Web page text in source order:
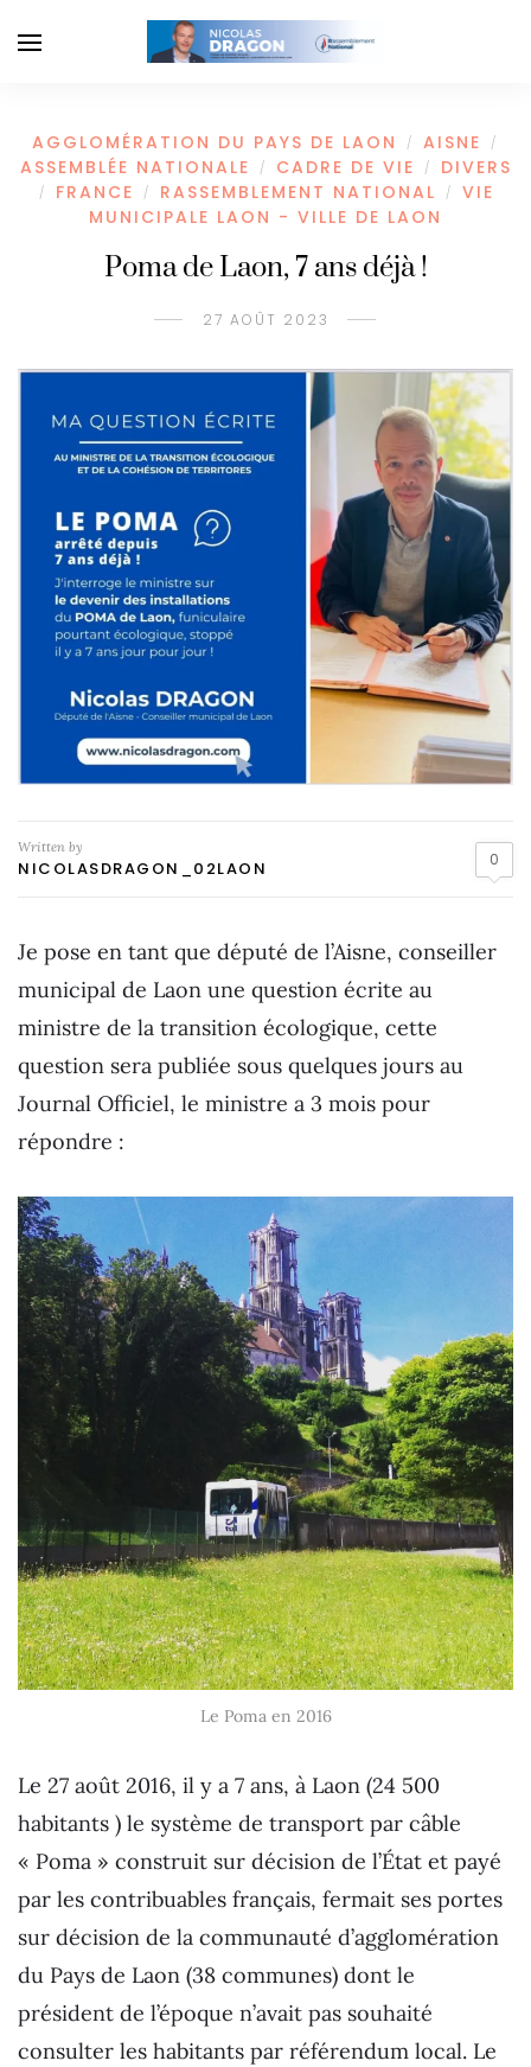
AGGLOMÉRATION DU PAYS DE LAON / AISNE /
ASSEMBLÉE NATIONALE / CADRE DE VIE / DIVERS
/ FRANCE / RASSEMBLEMENT NATIONAL /
VIE
MUNICIPALE LAON - VILLE DE LAON
Poma de Laon, 7 ans déjà !
27 AOÛT 2023
Written by
NICOLASDRAGON_02LAON 0
Je pose en tant que député de l’Aisne, conseiller
municipal de Laon une question écrite au
ministre de la transition écologique, cette
question sera publiée sous quelques jours au
Journal Officiel, le ministre a 3 mois pour
répondre :
Le Poma en 2016
Le 27 août 2016, il y a 7 ans, à Laon (24 500
habitants ) le système de transport par câble
« Poma » construit sur décision de l’État et payé
par les contribuables français, fermait ses portes
sur décision de la communauté d’agglomération
du Pays de Laon (38 communes) dont le
président de l’époque n’avait pas souhaité
consulter les habitants par référendum local. Le